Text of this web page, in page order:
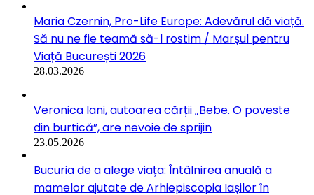
Maria Czernin, Pro-Life Europe: Adevărul dă viață.
Să nu ne fie teamă să-l rostim / Marșul pentru
Viață București 2026
28.03.2026
Veronica Iani, autoarea cărții „Bebe. O poveste
din burtică”, are nevoie de sprijin
23.05.2026
Bucuria de a alege viața: Întâlnirea anuală a
mamelor ajutate de Arhiepiscopia Iașilor în